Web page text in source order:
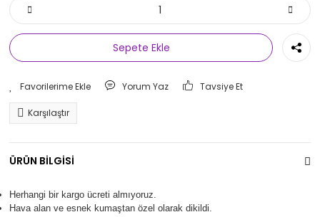
Sepete Ekle
Yorum Yaz Tavsiye Et
Karşılaştır
ÜRÜN BİLGİSİ
Herhangi bir kargo ücreti almıyoruz.
Hava alan ve esnek kumaştan özel olarak dikildi.